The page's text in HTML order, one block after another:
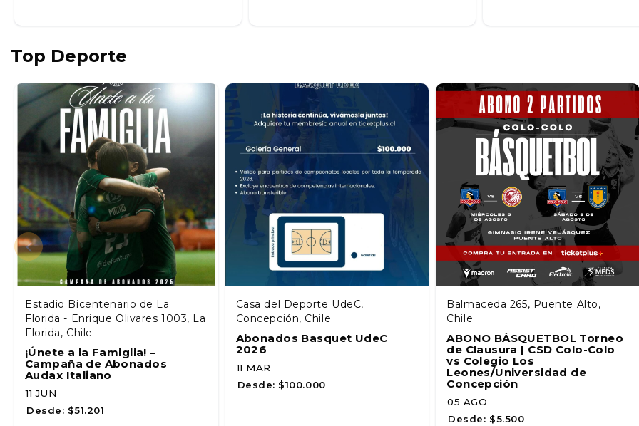
Top Deporte
Estadio Bicentenario de La
Florida - Enrique Olivares 1003, La
Florida, Chile
¡Únete a la Famiglia! –
Campaña de Abonados
Audax Italiano
11 JUN
Desde: $51.201
Casa del Deporte UdeC,
Concepción, Chile
Abonados Basquet UdeC
2026
11 MAR
Desde: $100.000
Balmaceda 265, Puente Alto,
Chile
ABONO BÁSQUETBOL Torneo
de Clausura | CSD Colo-Colo
vs Colegio Los
Leones/Universidad de
Concepción
05 AGO
Desde: $5.500